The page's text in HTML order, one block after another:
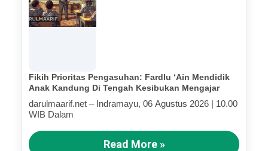
Fikih Prioritas Pengasuhan: Fardlu ‘Ain Mendidik
Anak Kandung Di Tengah Kesibukan Mengajar
darulmaarif.net – Indramayu, 06 Agustus 2026 | 10.00
WIB Dalam
Read More »